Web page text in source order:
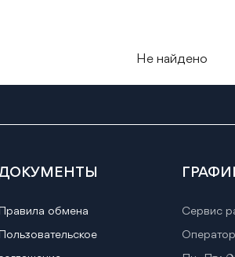
Не найдено
обмена
Сервис